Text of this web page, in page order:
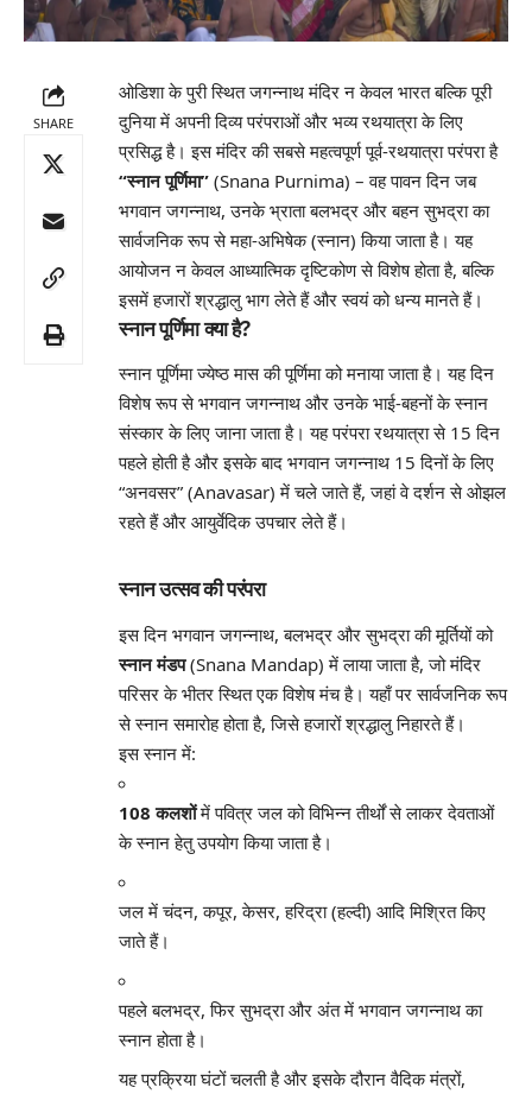
SHARE
ओडिशा के पुरी स्थित जगन्नाथ मंदिर न केवल भारत बल्कि पूरी
दुनिया में अपनी दिव्य परंपराओं और भव्य रथयात्रा के लिए
प्रसिद्ध है। इस मंदिर की सबसे महत्वपूर्ण पूर्व-रथयात्रा परंपरा है
“स्नान पूर्णिमा” (Snana Purnima) – वह पावन दिन जब
भगवान जगन्नाथ, उनके भ्राता बलभद्र और बहन सुभद्रा का
सार्वजनिक रूप से महा-अभिषेक (स्नान) किया जाता है। यह
आयोजन न केवल आध्यात्मिक दृष्टिकोण से विशेष होता है, बल्कि
इसमें हजारों श्रद्धालु भाग लेते हैं और स्वयं को धन्य मानते हैं।
स्नान पूर्णिमा क्या है?
स्नान पूर्णिमा ज्येष्ठ मास की पूर्णिमा को मनाया जाता है। यह दिन
विशेष रूप से भगवान जगन्नाथ और उनके भाई-बहनों के स्नान
संस्कार के लिए जाना जाता है। यह परंपरा रथयात्रा से 15 दिन
पहले होती है और इसके बाद भगवान जगन्नाथ 15 दिनों के लिए
“अनवसर” (Anavasar) में चले जाते हैं, जहां वे दर्शन से ओझल
रहते हैं और आयुर्वेदिक उपचार लेते हैं।
स्नान उत्सव की परंपरा
इस दिन भगवान जगन्नाथ, बलभद्र और सुभद्रा की मूर्तियों को
स्नान मंडप(Snana Mandap) में लाया जाता है, जो मंदिर
परिसर के भीतर स्थित एक विशेष मंच है। यहाँ पर सार्वजनिक रूप
से स्नान समारोह होता है, जिसे हजारों श्रद्धालु निहारते हैं।
इस स्नान में:
108 कलशोंमें पवित्र जल को विभिन्न तीर्थों से लाकर देवताओं
के स्नान हेतु उपयोग किया जाता है।
जल में चंदन, कपूर, केसर, हरिद्रा (हल्दी) आदि मिश्रित किए
जाते हैं।
पहले बलभद्र, फिर सुभद्रा और अंत में भगवान जगन्नाथ का
स्नान होता है।
यह प्रक्रिया घंटों चलती है और इसके दौरान वैदिक मंत्रों,